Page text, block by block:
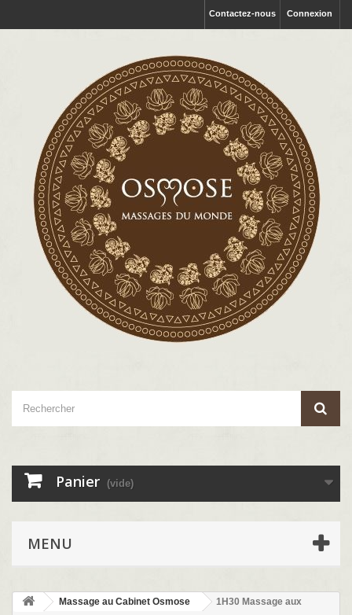
Connexion
Contactez-nous
Panier (vide)
MENU
Massage au Cabinet Osmose
1H30 Massage aux